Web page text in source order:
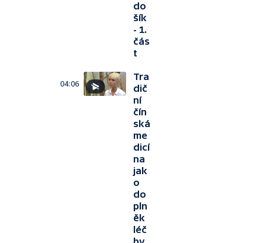
do
šík
- 1.
čás
t
04:06
Tra
dič
ní
čín
ská
me
dicí
na
jak
o
do
pln
ěk
léč